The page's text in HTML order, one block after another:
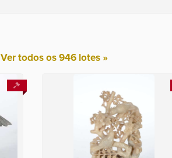
Ver todos os 946 lotes »